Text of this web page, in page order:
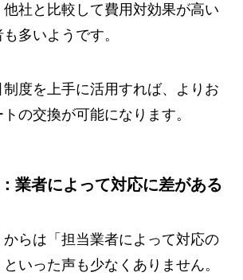
他社と比較して費用対効果が高い
多いようです。
度を上手に活用すれば、よりお
の交換が可能になります。
業者によって対応に差がある
らは「担当業者によって対応の
いった声も少なくありません。